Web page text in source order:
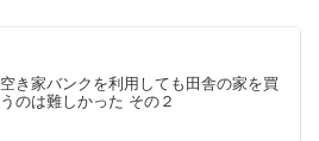
空き家バンクを利用しても田舎の家を買
うのは難しかった その２